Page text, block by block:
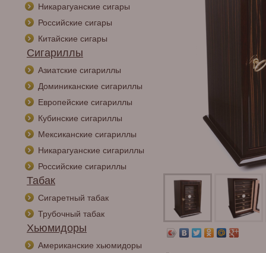
Никарагуанские сигары
Российские сигары
Китайские сигары
Сигариллы
Азиатские сигариллы
Доминиканские сигариллы
Европейские сигариллы
Кубинские сигариллы
Мексиканские сигариллы
Никарагуанские сигариллы
Российские сигариллы
Табак
Сигаретный табак
Трубочный табак
Хьюмидоры
Американские хьюмидоры